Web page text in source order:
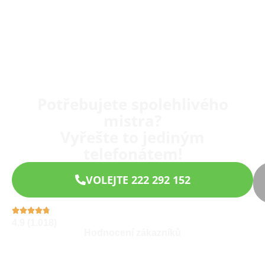
VOLEJTE 222 292 152